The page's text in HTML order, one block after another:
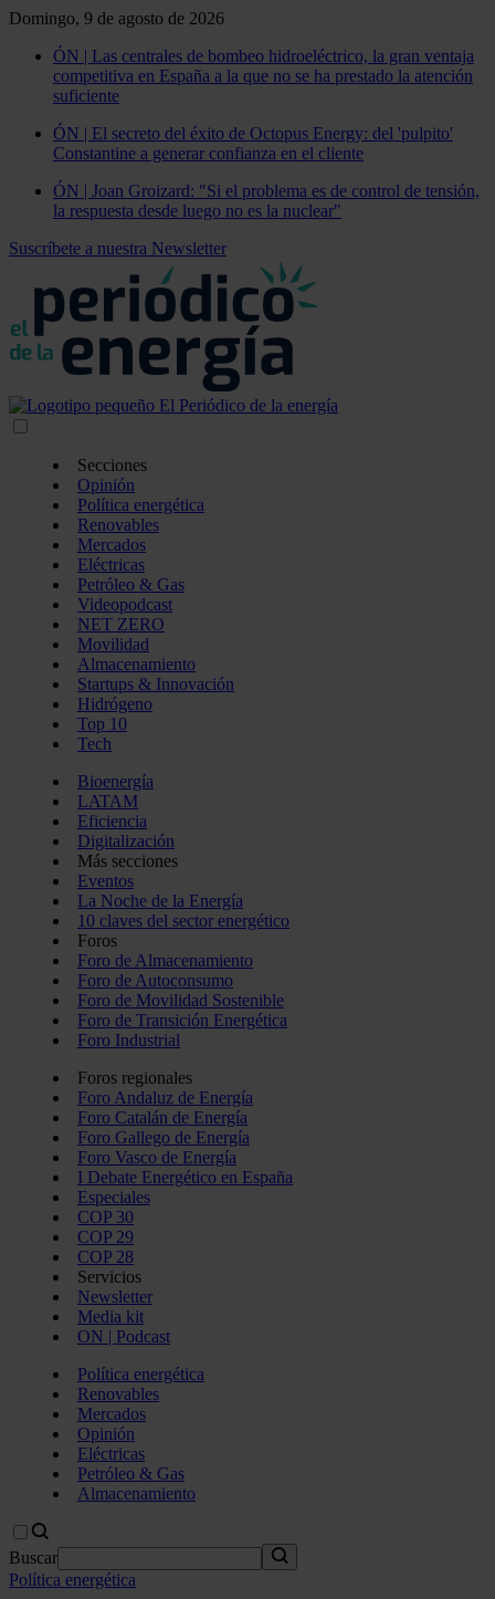
Domingo, 9 de agosto de 2026
ÓN | Las centrales de bombeo hidroeléctrico, la gran ventaja
competitiva en España a la que no se ha prestado la atención
suficiente
ÓN | El secreto del éxito de Octopus Energy: del 'pulpito'
Constantine a generar confianza en el cliente
ÓN | Joan Groizard: "Si el problema es de control de tensión,
la respuesta desde luego no es la nuclear"
Suscríbete a nuestra Newsletter
Secciones
Opinión
Política energética
Renovables
Mercados
Eléctricas
Petróleo & Gas
Videopodcast
NET ZERO
Movilidad
Almacenamiento
Startups & Innovación
Hidrógeno
Top 10
Tech
Bioenergía
LATAM
Eficiencia
Digitalización
Más secciones
Eventos
La Noche de la Energía
10 claves del sector energético
Foros
Foro de Almacenamiento
Foro de Autoconsumo
Foro de Movilidad Sostenible
Foro de Transición Energética
Foro Industrial
Foros regionales
Foro Andaluz de Energía
Foro Catalán de Energía
Foro Gallego de Energía
Foro Vasco de Energía
I Debate Energético en España
Especiales
COP 30
COP 29
COP 28
Servicios
Newsletter
Media kit
ON | Podcast
Política energética
Renovables
Mercados
Opinión
Eléctricas
Petróleo & Gas
Almacenamiento
Buscar
Política energética